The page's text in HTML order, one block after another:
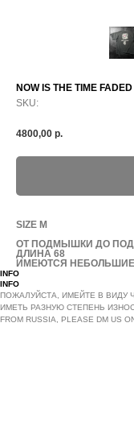
NOW IS THE TIME
SKU:
4800,00 р.
SIZE M
ОТ ПОДМЫШКИ ДО
ДЛИНА 68
ИМЕЮТСЯ
INFO
INFO
ПОЖАЛУЙСТА, ИМЕЙТЕ В
ИМЕТЬ РАЗНУЮ СТЕПЕНЬ
FROM RUSSIA, PLEASE DM US